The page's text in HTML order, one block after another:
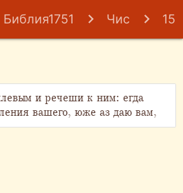
Библия1751 Чис 15
и речеши к ним: егда
вашего, юже аз даю вам,